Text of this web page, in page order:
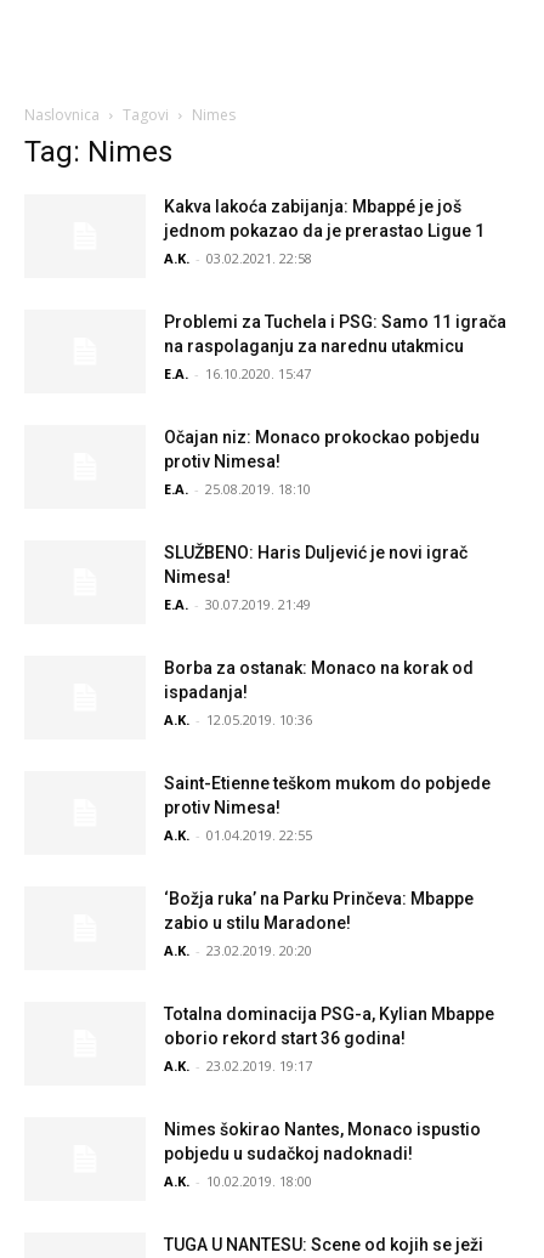
Naslovnica Tagovi Nimes
Tag: Nimes
Kakva lakoća zabijanja: Mbappé je još
jednom pokazao da je prerastao Ligue 1
A.K. - 03.02.2021. 22:58
Problemi za Tuchela i PSG: Samo 11 igrača
na raspolaganju za narednu utakmicu
E.A. - 16.10.2020. 15:47
Očajan niz: Monaco prokockao pobjedu
protiv Nimesa!
E.A. - 25.08.2019. 18:10
SLUŽBENO: Haris Duljević je novi igrač
Nimesa!
E.A. - 30.07.2019. 21:49
Borba za ostanak: Monaco na korak od
ispadanja!
A.K. - 12.05.2019. 10:36
Saint-Etienne teškom mukom do pobjede
protiv Nimesa!
A.K. - 01.04.2019. 22:55
‘Božja ruka’ na Parku Prinčeva: Mbappe
zabio u stilu Maradone!
A.K. - 23.02.2019. 20:20
Totalna dominacija PSG-a, Kylian Mbappe
oborio rekord start 36 godina!
A.K. - 23.02.2019. 19:17
Nimes šokirao Nantes, Monaco ispustio
pobjedu u sudačkoj nadoknadi!
A.K. - 10.02.2019. 18:00
TUGA U NANTESU: Scene od kojih se ježi